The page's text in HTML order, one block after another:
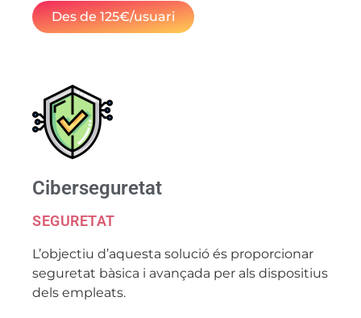
Des de 125€/usuari
Ciberseguretat
SEGURETAT
L’objectiu d’aquesta solució és proporcionar
seguretat bàsica i avançada per als dispositius
dels empleats.